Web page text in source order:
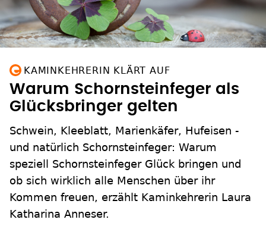
KAMINKEHRERIN KLÄRT AUF
Warum Schornsteinfeger als
Glücksbringer gelten
Schwein, Kleeblatt, Marienkäfer, Hufeisen -
und natürlich Schornsteinfeger: Warum
speziell Schornsteinfeger Glück bringen und
ob sich wirklich alle Menschen über ihr
Kommen freuen, erzählt Kaminkehrerin Laura
Katharina Anneser.